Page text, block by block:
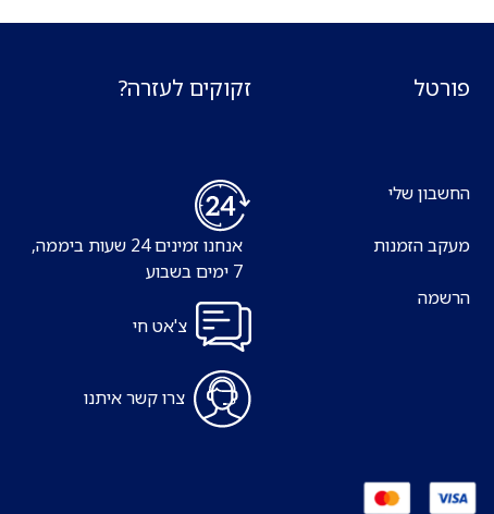
פורטל
החשבון שלי
מעקב הזמנות
הרשמה
זקוקים לעזרה?
אנחנו זמינים 24 שעות ביממה,
7 ימים בשבוע
צ'אט חי
צרו קשר איתנו